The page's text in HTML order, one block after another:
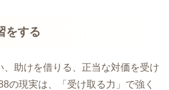
をする
、助けを借りる、正当な対価を受け
の現実は、「受け取る力」で強く